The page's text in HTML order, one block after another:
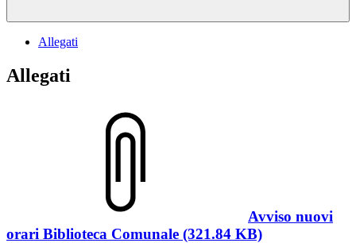
Allegati
Allegati
Avviso nuovi
orari Biblioteca Comunale (321.84 KB)